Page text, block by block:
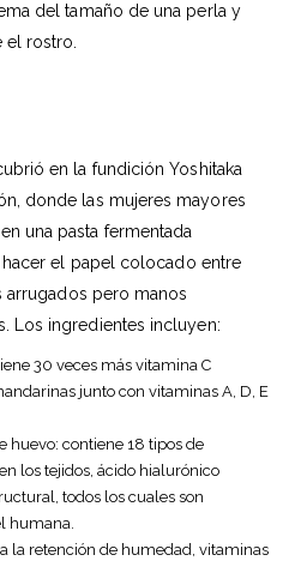
del tamaño de una perla y
el rostro.
en la fundición Yoshitaka
donde las mujeres mayores
una pasta fermentada
el papel colocado entre
arrugados pero manos
Los ingredientes incluyen:
30 veces más vitamina C
junto con vitaminas A, D, E
huevo: contiene 18 tipos de
los tejidos, ácido hialurónico
todos los cuales son
humana.
la retención de humedad, vitaminas